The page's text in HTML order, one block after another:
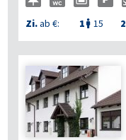
Zi.ab €: 1  15 2